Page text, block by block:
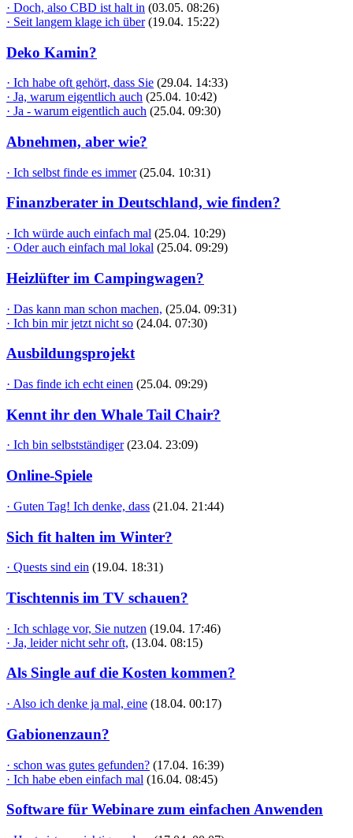
· Doch, also CBD ist halt in (03.05. 08:26)
· Seit langem klage ich über (19.04. 15:22)
Deko Kamin?
· Ich habe oft gehört, dass Sie (29.04. 14:33)
· Ja, warum eigentlich auch (25.04. 10:42)
· Ja - warum eigentlich auch (25.04. 09:30)
Abnehmen, aber wie?
· Ich selbst finde es immer (25.04. 10:31)
Finanzberater in Deutschland, wie finden?
· Ich würde auch einfach mal (25.04. 10:29)
· Oder auch einfach mal lokal (25.04. 09:29)
Heizlüfter im Campingwagen?
· Das kann man schon machen, (25.04. 09:31)
· Ich bin mir jetzt nicht so (24.04. 07:30)
Ausbildungsprojekt
· Das finde ich echt einen (25.04. 09:29)
Kennt ihr den Whale Tail Chair?
· Ich bin selbstständiger (23.04. 23:09)
Online-Spiele
· Guten Tag! Ich denke, dass (21.04. 21:44)
Sich fit halten im Winter?
· Quests sind ein (19.04. 18:31)
Tischtennis im TV schauen?
· Ich schlage vor, Sie nutzen (19.04. 17:46)
· Ja, leider nicht sehr oft, (13.04. 08:15)
Als Single auf die Kosten kommen?
· Also ich denke ja mal, eine (18.04. 00:17)
Gabionenzaun?
· schon was gutes gefunden? (17.04. 16:39)
· Ich habe eben einfach mal (16.04. 08:45)
Software für Webinare zum einfachen Anwenden